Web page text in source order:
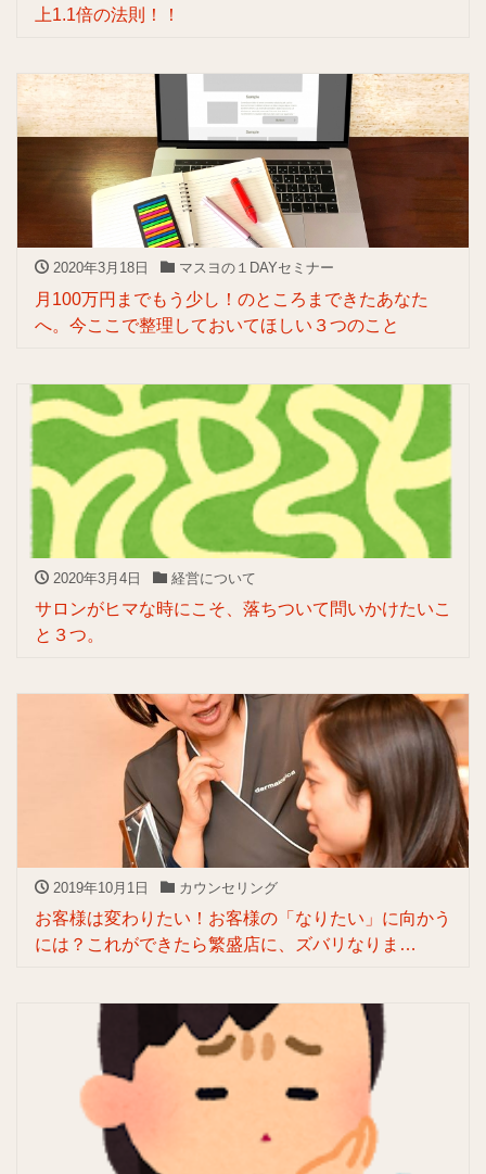
上1.1倍の法則！！
2020年3月18日 マスヨの１DAYセミナー
月100万円までもう少し！のところまできたあなた
へ。今ここで整理しておいてほしい３つのこと
2020年3月4日 経営について
サロンがヒマな時にこそ、落ちついて問いかけたいこ
と３つ。
2019年10月1日 カウンセリング
お客様は変わりたい！お客様の「なりたい」に向かう
には？これができたら繁盛店に、ズバリなりま